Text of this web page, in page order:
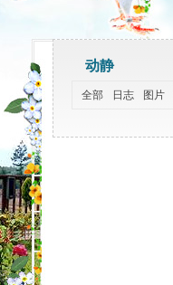
动静
全部 日志 图片